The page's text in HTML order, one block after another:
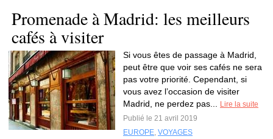
Promenade à Madrid: les meilleurs
cafés à visiter
Si vous êtes de passage à Madrid,
peut être que voir ses cafés ne sera
pas votre priorité. Cependant, si
vous avez l’occasion de visiter
Madrid, ne perdez pas...
Lire la suite
Publié le 21 avril 2019
EUROPE, VOYAGES